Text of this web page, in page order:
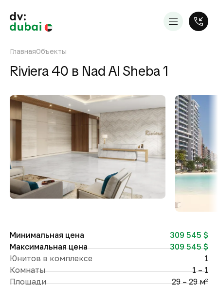
ГлавнаяОбъекты
Riviera 40 в Nad Al Sheba 1
Минимальная цена
309 545 $
Максимальная цена
309 545 $
Юнитов в комплексе
1
Комнаты
1 – 1
Площади
29 – 29 м2